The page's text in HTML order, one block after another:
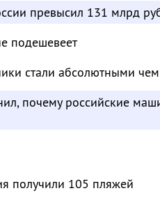
превысил 131 млрд
подешевеет
стали абсолютными
почему российские
получили 105 пляжей